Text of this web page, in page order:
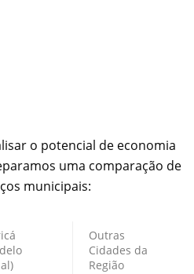
o potencial de economia
uma comparação de
municipais:
Outras
Cidades da
Região